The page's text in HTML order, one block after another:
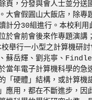
頁，分發與會人士並分送
大會假圓山大飯店，除專
計分30組進行。本校利用
於會前會後來作專題演講
舉行一小型之計算機研
蘇岳輝、劉兆寧、
當年電子計算機科學的急
「硬體」結構，或計算機
應用，都在不斷進步，因